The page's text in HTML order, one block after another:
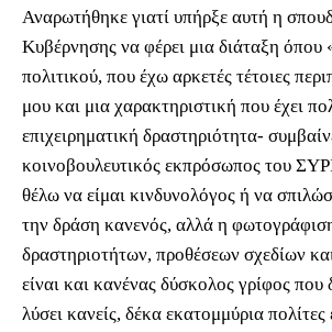
Αναρωτήθηκε γιατί υπήρξε αυτή η
Κυβέρνησης να φέρει μια διάταξη όπου
πολιτικού, που έχω αρκετές τέτοιες
μου και μια χαρακτηριστική που έχει
επιχειρηματική δραστηριότητα-
κοινοβουλευτικός εκπρόσωπος του
θέλω να είμαι κινδυνολόγος ή να
την δράση κανενός, αλλά η
δραστηριοτήτων, προθέσεων σχεδίων
είναι και κανένας δύσκολος γρίφος που
λύσει κανείς, δέκα εκατομμύρια πολίτες